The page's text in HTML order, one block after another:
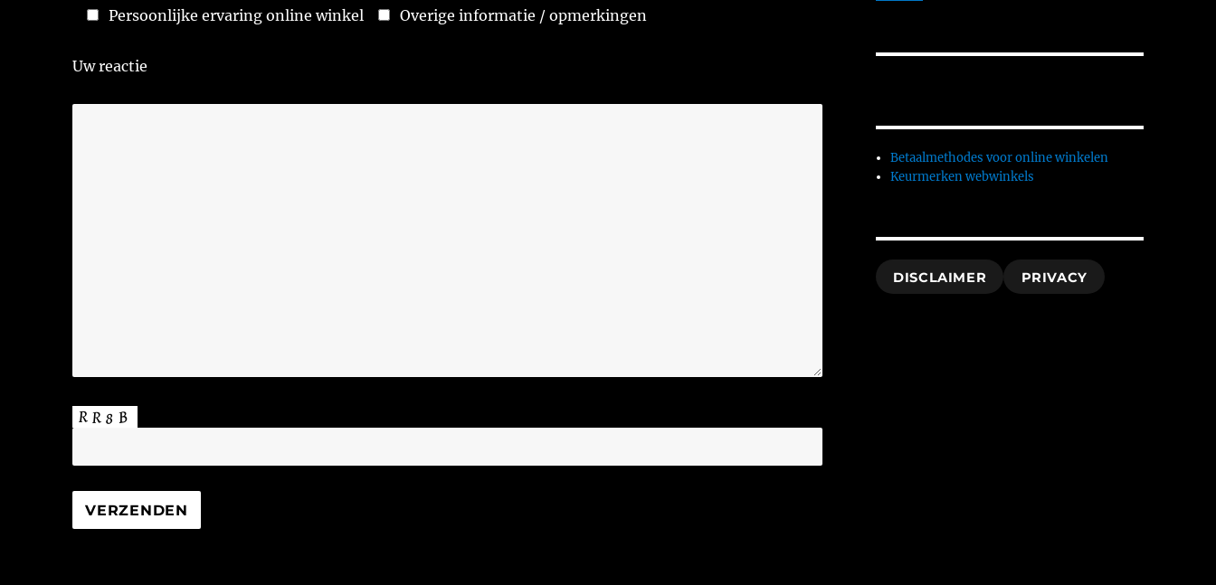
Persoonlijke ervaring online winkel Overige informatie / opmerkingen
Uw reactie
Betaalmethodes voor online winkelen
Keurmerken webwinkels
DISCLAIMER PRIVACY